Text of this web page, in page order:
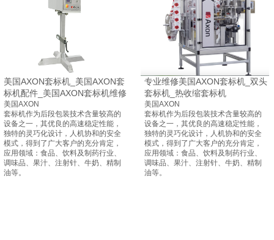
美国AXON套标机_美国AXON套
标机配件_美国AXON套标机维修
美国AXON
套标机作为后段包装技术含量较高的
设备之一，其优良的高速稳定性能，
独特的灵巧化设计，人机协和的安全
模式，得到了广大客户的充分肯定，
应用领域：食品、饮料及制药行业、
调味品、果汁、注射针、牛奶、精制
油等。
专业维修美国AXON套标机_双头
套标机_热收缩套标机
美国AXON
套标机作为后段包装技术含量较高的
设备之一，其优良的高速稳定性能，
独特的灵巧化设计，人机协和的安全
模式，得到了广大客户的充分肯定，
应用领域：食品、饮料及制药行业、
调味品、果汁、注射针、牛奶、精制
油等。